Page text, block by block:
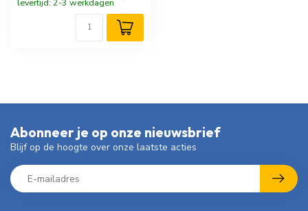
levertijd: 2-3 werkdagen
Abonneer je op onze nieuwsbrief
Blijf op de hoogte over onze laatste acties